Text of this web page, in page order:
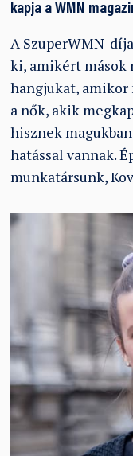
kapja a WMN
A SzuperWMN-
ki, amikért mások
hangjukat, amikor
a nők, akik
hisznek
hatással vannak.
munkatársunk,